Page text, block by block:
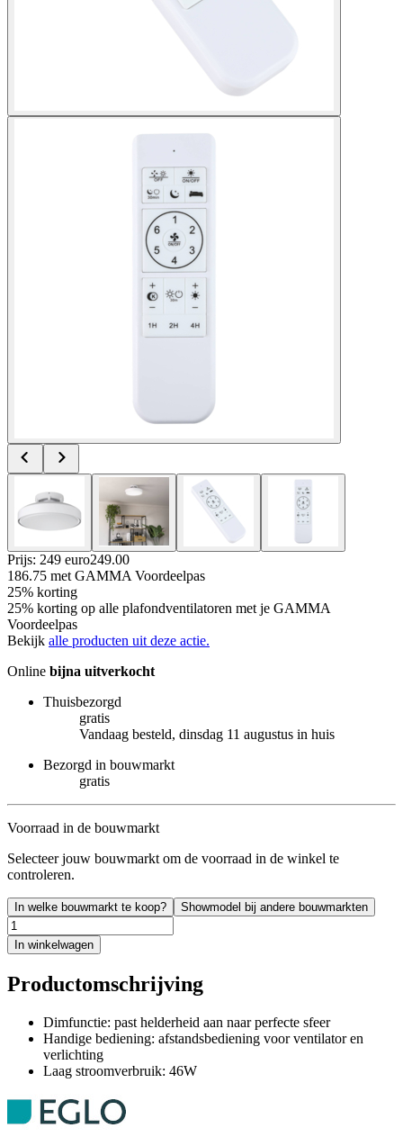
Prijs: 249 euro249.00
186.75 met GAMMA Voordeelpas
25% korting
25% korting op alle plafondventilatoren met je GAMMA
Voordeelpas
Bekijk alle producten uit deze actie.
Online bijna uitverkocht
Thuisbezorgd
gratis
Vandaag besteld, dinsdag 11 augustus in huis
Bezorgd in bouwmarkt
gratis
Voorraad in de bouwmarkt
Selecteer jouw bouwmarkt om de voorraad in de winkel te
controleren.
In welke bouwmarkt te koop? Showmodel bij andere bouwmarkten
In winkelwagen
Productomschrijving
Dimfunctie: past helderheid aan naar perfecte sfeer
Handige bediening: afstandsbediening voor ventilator en
verlichting
Laag stroomverbruik: 46W